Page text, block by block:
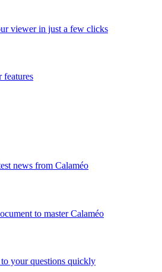
viewer in just a few clicks
features
news from Calaméo
to master Calaméo
your questions quickly